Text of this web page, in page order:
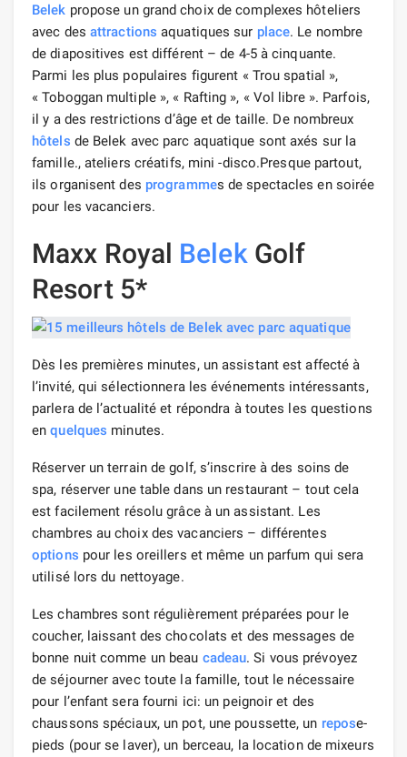
Belek propose un grand choix de complexes hôteliers
avec des attractions aquatiques sur place. Le nombre
de diapositives est différent – de 4-5 à cinquante.
Parmi les plus populaires figurent « Trou spatial »,
« Toboggan multiple », « Rafting », « Vol libre ». Parfois,
il y a des restrictions d’âge et de taille. De nombreux
hôtels de Belek avec parc aquatique sont axés sur la
famille., ateliers créatifs, mini -disco.Presque partout,
ils organisent des programmes de spectacles en soirée
pour les vacanciers.
Maxx Royal Belek Golf
Resort 5*
Dès les premières minutes, un assistant est affecté à
l’invité, qui sélectionnera les événements intéressants,
parlera de l’actualité et répondra à toutes les questions
enquelques minutes.
Réserver un terrain de golf, s’inscrire à des soins de
spa, réserver une table dans un restaurant – tout cela
est facilement résolu grâce à un assistant. Les
chambres au choix des vacanciers – différentes
options pour les oreillers et même un parfum qui sera
utilisé lors du nettoyage.
Les chambres sont régulièrement préparées pour le
coucher, laissant des chocolats et des messages de
bonne nuit comme un beau cadeau. Si vous prévoyez
de séjourner avec toute la famille, tout le nécessaire
pour l’enfant sera fourni ici: un peignoir et des
chaussons spéciaux, un pot, une poussette, un repose-
pieds (pour se laver), un berceau, la location de mixeurs